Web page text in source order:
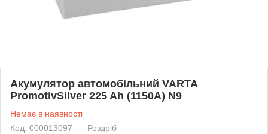
Акумулятор автомобільний VARTA
PromotivSilver 225 Ah (1150A) N9
Немає в наявності
Код: 000013097
Роздріб